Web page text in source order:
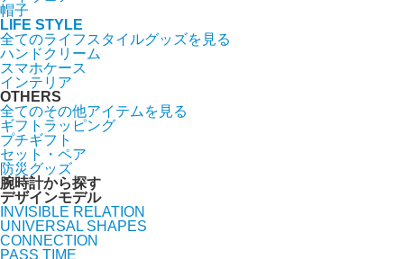
帽子
LIFE STYLE
全てのライフスタイルグッズを見る
ハンドクリーム
スマホケース
インテリア
OTHERS
全てのその他アイテムを見る
ギフトラッピング
プチギフト
セット・ペア
防災グッズ
腕時計から探す
デザインモデル
INVISIBLE RELATION
UNIVERSAL SHAPES
CONNECTION
PASS TIME